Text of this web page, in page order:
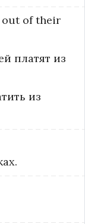
out of their
платят из
из